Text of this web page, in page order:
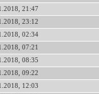
21:47
23:12
02:34
07:21
08:35
09:22
12:03